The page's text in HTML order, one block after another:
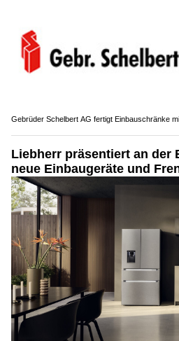
Gebrüder Schelbert AG fertigt Einbauschränke
Liebherr präsentiert an der
neue Einbaugeräte und